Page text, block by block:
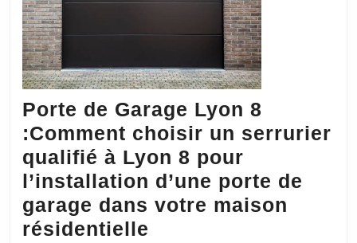
Porte de Garage Lyon 8
:Comment choisir un serrurier
qualifié à Lyon 8 pour
l’installation d’une porte de
garage dans votre maison
résidentielle